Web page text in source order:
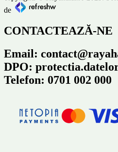
de
CONTACTEAZĂ-NE
Email:
DPO:
Telefon: 0701 002 000